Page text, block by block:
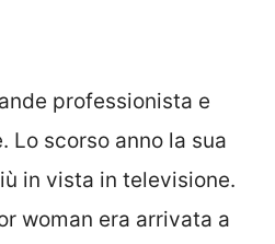
professionista e
Lo scorso anno la sua
in vista in televisione.
woman era arrivata a